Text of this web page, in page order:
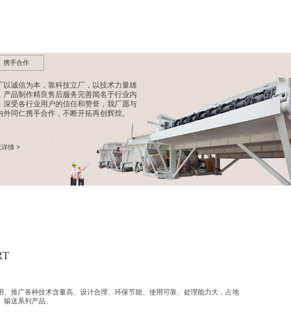
携手合作
以诚信为本，靠科技立厂，以技术力量雄
产品制作精良售后服务完善闻名于行业内
深受各行业用户的信任和赞誉，我厂愿与
外同仁携手合作，不断开拓再创辉煌。
详情 >
推广各种技术含量高、设计合理、环保节能、使用可靠、处理能力大，占地
送系列产品。